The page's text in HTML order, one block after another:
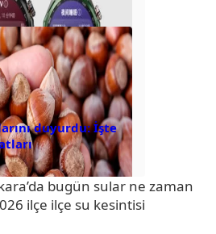
duyurdu: İşte
bugün sular ne zaman
ilçe ilçe su kesintisi